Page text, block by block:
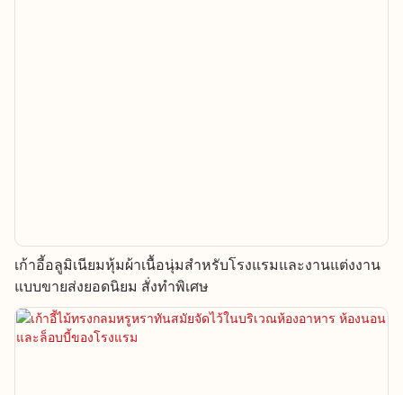
เก้าอี้อลูมิเนียมหุ้มผ้าเนื้อนุ่มสำหรับโรงแรมและงานแต่งงาน
แบบขายส่งยอดนิยม สั่งทำพิเศษ